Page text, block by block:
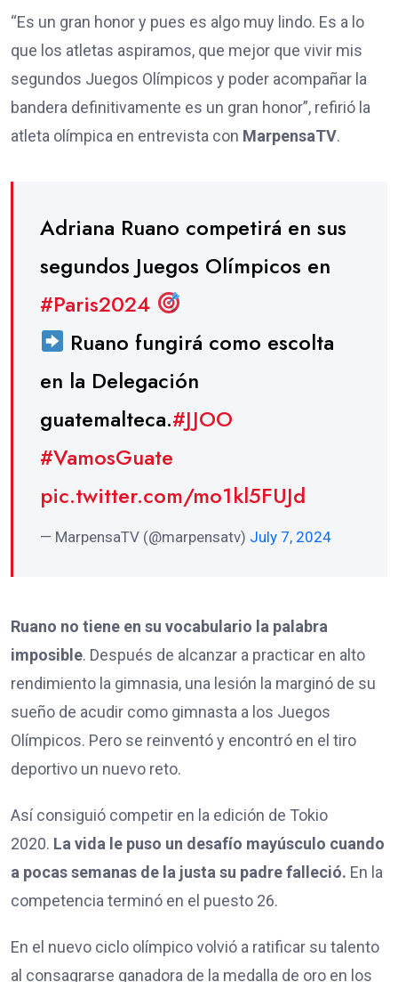
“Es un gran honor y pues es algo muy lindo. Es a lo
que los atletas aspiramos, que mejor que vivir mis
segundos Juegos Olímpicos y poder acompañar la
bandera definitivamente es un gran honor”, refirió la
atleta olímpica en entrevista con MarpensaTV.
Adriana Ruano competirá en sus
segundos Juegos Olímpicos en
#Paris2024
Ruano fungirá como escolta
en la Delegación
guatemalteca.#JJOO
#VamosGuate
pic.twitter.com/mo1kl5FUJd
— MarpensaTV (@marpensatv) July 7, 2024
Ruano no tiene en su vocabulario la palabra
imposible. Después de alcanzar a practicar en alto
rendimiento la gimnasia, una lesión la marginó de su
sueño de acudir como gimnasta a los Juegos
Olímpicos. Pero se reinventó y encontró en el tiro
deportivo un nuevo reto.
Así consiguió competir en la edición de Tokio
2020. La vida le puso un desafío mayúsculo cuando
a pocas semanas de la justa su padre falleció. En la
competencia terminó en el puesto 26.
En el nuevo ciclo olímpico volvió a ratificar su talento
al consagrarse ganadora de la medalla de oro en los